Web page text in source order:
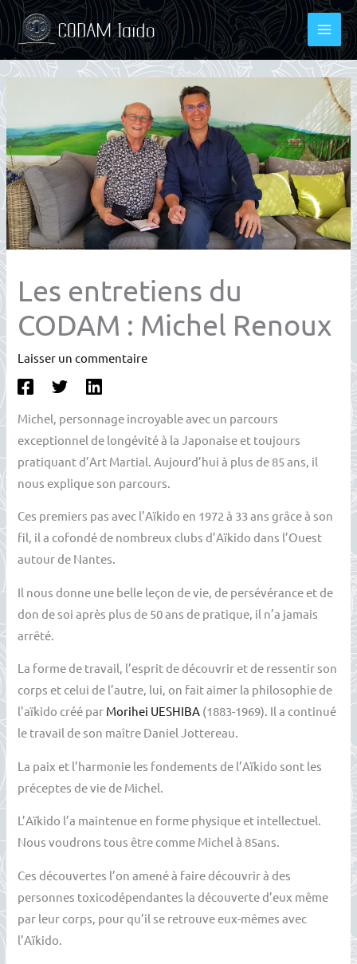
Aller
au
contenu
Les entretiens du
CODAM : Michel Renoux
Laisser un commentaire
Michel, personnage incroyable avec un parcours
exceptionnel de longévité à la Japonaise et toujours
pratiquant d’Art Martial. Aujourd’hui à plus de 85 ans, il
nous explique son parcours.
Ces premiers pas avec l’Aïkido en 1972 à 33 ans grâce à son
fil, il a cofondé de nombreux clubs d’Aïkido dans l’Ouest
autour de Nantes.
Il nous donne une belle leçon de vie, de persévérance et de
don de soi après plus de 50 ans de pratique, il n’a jamais
arrêté.
La forme de travail, l’esprit de découvrir et de ressentir son
corps et celui de l’autre, lui, on fait aimer la philosophie de
l’aïkido créé par Morihei UESHIBA (1883-1969). Il a continué
le travail de son maître Daniel Jottereau.
La paix et l’harmonie les fondements de l’Aïkido sont les
préceptes de vie de Michel.
L’Aïkido l’a maintenue en forme physique et intellectuel.
Nous voudrons tous être comme Michel à 85ans.
Ces découvertes l’on amené à faire découvrir à des
personnes toxicodépendantes la découverte d’eux même
par leur corps, pour qu’il se retrouve eux-mêmes avec
l’Aïkido.